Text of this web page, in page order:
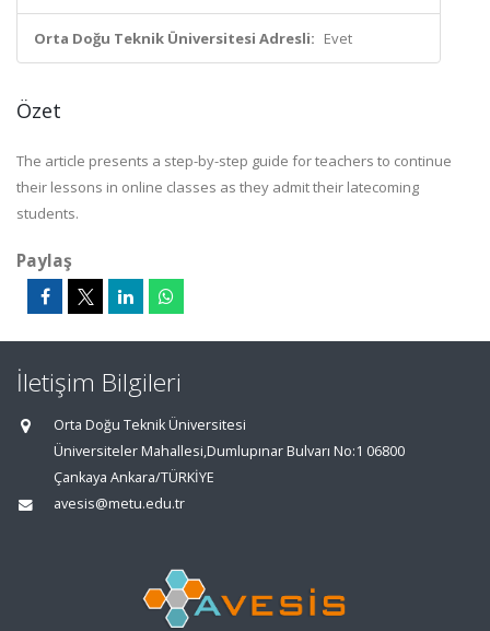
Orta Doğu Teknik Üniversitesi Adresli: Evet
Özet
The article presents a step-by-step guide for teachers to continue
their lessons in online classes as they admit their latecoming
students.
Paylaş
İletişim Bilgileri
Orta Doğu Teknik Üniversitesi
Üniversiteler Mahallesi,Dumlupınar Bulvarı No:1 06800
Çankaya Ankara/TÜRKİYE
avesis@metu.edu.tr